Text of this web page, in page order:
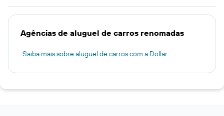
Agências de aluguel de carros renomadas
Saiba mais sobre aluguel de carros com a Dollar